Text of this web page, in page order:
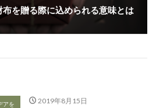
を贈る際に込められる意味とは
アを 2019年8月15日